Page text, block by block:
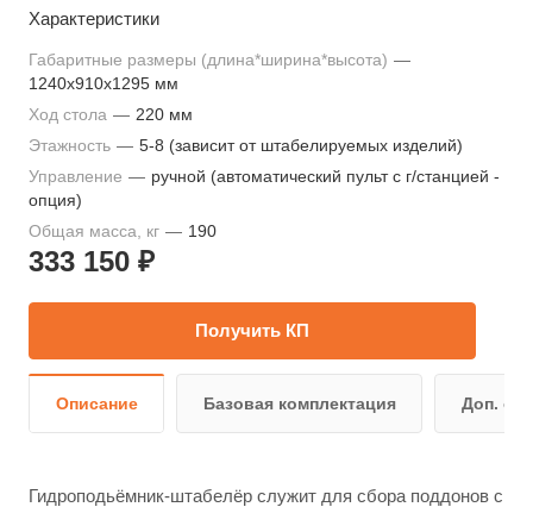
Характеристики
Габаритные размеры (длина*ширина*высота) —
1240х910х1295 мм
Ход стола — 220 мм
Этажность — 5-8 (зависит от штабелируемых изделий)
Управление — ручной (автоматический пульт с г/станцией -
опция)
Общая масса, кг — 190
333 150 ₽
Получить КП
Описание Базовая комплектация Доп.
Гидроподьёмник-штабелёр служит для сбора поддонов с